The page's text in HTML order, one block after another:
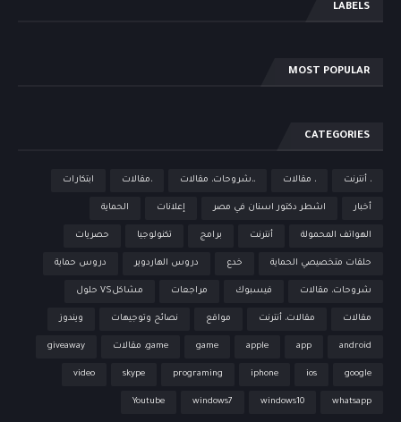
LABELS
MOST POPULAR
CATEGORIES
، أنترنت ، مقالات ،،شروحات، مقالات ،مقالات ابتكارات
أخبار اشطر دكتور اسنان في مصر إعلانات الحماية
الهواتف المحمولة أنترنت برامج تكنولوجيا حصريات
حلقات متخصيصي الحماية خدع دروس الهاردوير دروس حماية
شروحات، مقالات فيسبوك مراجعات مشاكلVS حلول
مقالات مقالات، أنترنت مواقع نصائح وتوجيهات ويندوز
android
app
apple
game game، مقالات giveaway
google
ios
iphone
programing
skype
video
whatsapp
windows10
windows7
Youtube